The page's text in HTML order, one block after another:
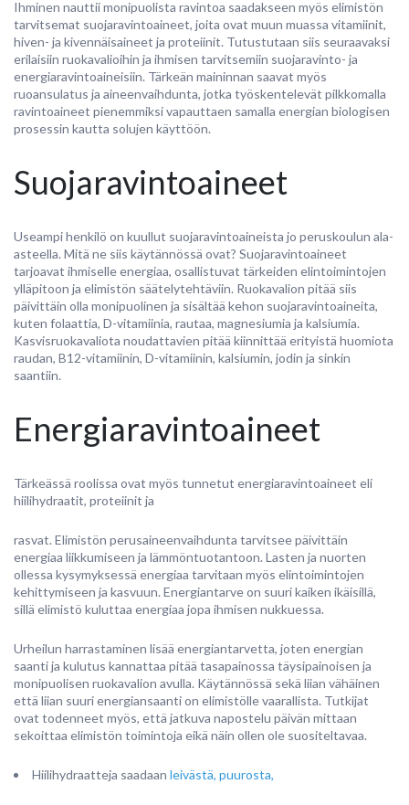
Ihminen nauttii monipuolista ravintoa saadakseen myös elimistön
tarvitsemat suojaravintoaineet, joita ovat muun muassa vitamiinit,
hiven- ja kivennäisaineet ja proteiinit. Tutustutaan siis seuraavaksi
erilaisiin ruokavalioihin ja ihmisen tarvitsemiin suojaravinto- ja
energiaravintoaineisiin. Tärkeän maininnan saavat myös
ruoansulatus ja aineenvaihdunta, jotka työskentelevät pilkkomalla
ravintoaineet pienemmiksi vapauttaen samalla energian biologisen
prosessin kautta solujen käyttöön.
Suojaravintoaineet
Useampi henkilö on kuullut suojaravintoaineista jo peruskoulun ala-
asteella. Mitä ne siis käytännössä ovat? Suojaravintoaineet
tarjoavat ihmiselle energiaa, osallistuvat tärkeiden elintoimintojen
ylläpitoon ja elimistön säätelytehtäviin. Ruokavalion pitää siis
päivittäin olla monipuolinen ja sisältää kehon suojaravintoaineita,
kuten folaattia, D-vitamiinia, rautaa, magnesiumia ja kalsiumia.
Kasvisruokavaliota noudattavien pitää kiinnittää erityistä huomiota
raudan, B12-vitamiinin, D-vitamiinin, kalsiumin, jodin ja sinkin
saantiin.
Energiaravintoaineet
Tärkeässä roolissa ovat myös tunnetut energiaravintoaineet eli
hiilihydraatit, proteiinit ja
rasvat. Elimistön perusaineenvaihdunta tarvitsee päivittäin
energiaa liikkumiseen ja lämmöntuotantoon. Lasten ja nuorten
ollessa kysymyksessä energiaa tarvitaan myös elintoimintojen
kehittymiseen ja kasvuun. Energiantarve on suuri kaiken ikäisillä,
sillä elimistö kuluttaa energiaa jopa ihmisen nukkuessa.
Urheilun harrastaminen lisää energiantarvetta, joten energian
saanti ja kulutus kannattaa pitää tasapainossa täysipainoisen ja
monipuolisen ruokavalion avulla. Käytännössä sekä liian vähäinen
että liian suuri energiansaanti on elimistölle vaarallista. Tutkijat
ovat todenneet myös, että jatkuva napostelu päivän mittaan
sekoittaa elimistön toimintoja eikä näin ollen ole suositeltavaa.
Hiilihydraatteja saadaan leivästä, puurosta,